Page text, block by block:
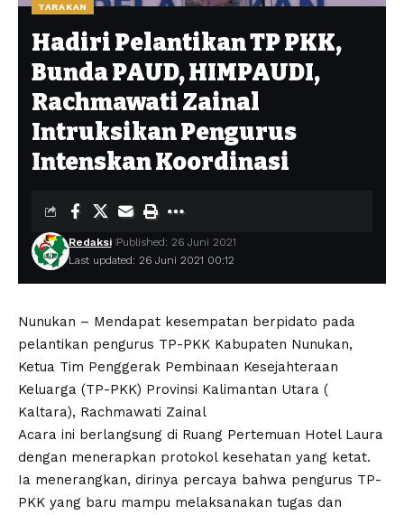
TARAKAN
Hadiri Pelantikan TP PKK,
Bunda PAUD, HIMPAUDI,
Rachmawati Zainal
Intruksikan Pengurus
Intenskan Koordinasi
Last updated: 26 Juni 2021 00:12
Redaksi Published: 26 Juni 2021
Nunukan – Mendapat kesempatan berpidato pada
pelantikan pengurus TP-PKK Kabupaten Nunukan,
Ketua Tim Penggerak Pembinaan Kesejahteraan
Keluarga (TP-PKK) Provinsi Kalimantan Utara (
Kaltara), Rachmawati Zainal
Acara ini berlangsung di Ruang Pertemuan Hotel Laura
dengan menerapkan protokol kesehatan yang ketat.
Ia menerangkan, dirinya percaya bahwa pengurus TP-
PKK yang baru mampu melaksanakan tugas dan